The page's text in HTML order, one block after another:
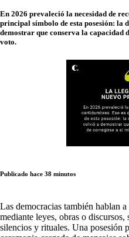
En 2026 prevaleció la necesidad de
principal símbolo de esta posesión: la
demostrar que conserva la capacidad
voto.
Publicado hace 38 minutos
Las democracias también hablan
mediante leyes, obras o discursos,
silencios y rituales. Una posesión